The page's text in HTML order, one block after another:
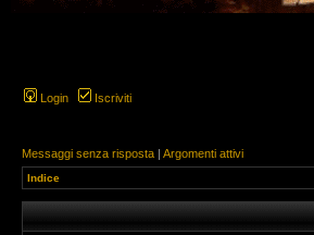
Login Iscriviti
Messaggi senza risposta | Argomenti attivi
Indice